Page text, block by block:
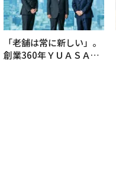
「老舗は常に新しい」。
創業360年ＹＵＡＳＡと